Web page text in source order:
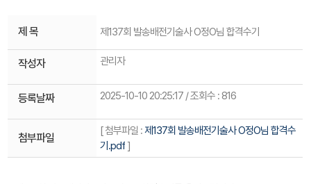
제 목 제137회 발송배전기술사 O정O님 합격수기
작성자 관리자
등록날짜 2025-10-10 20:25:17 / 조회수 : 816
첨부파일
[ 첨부파일 :제137회 발송배전기술사 O정O님 합격수
기.pdf ]